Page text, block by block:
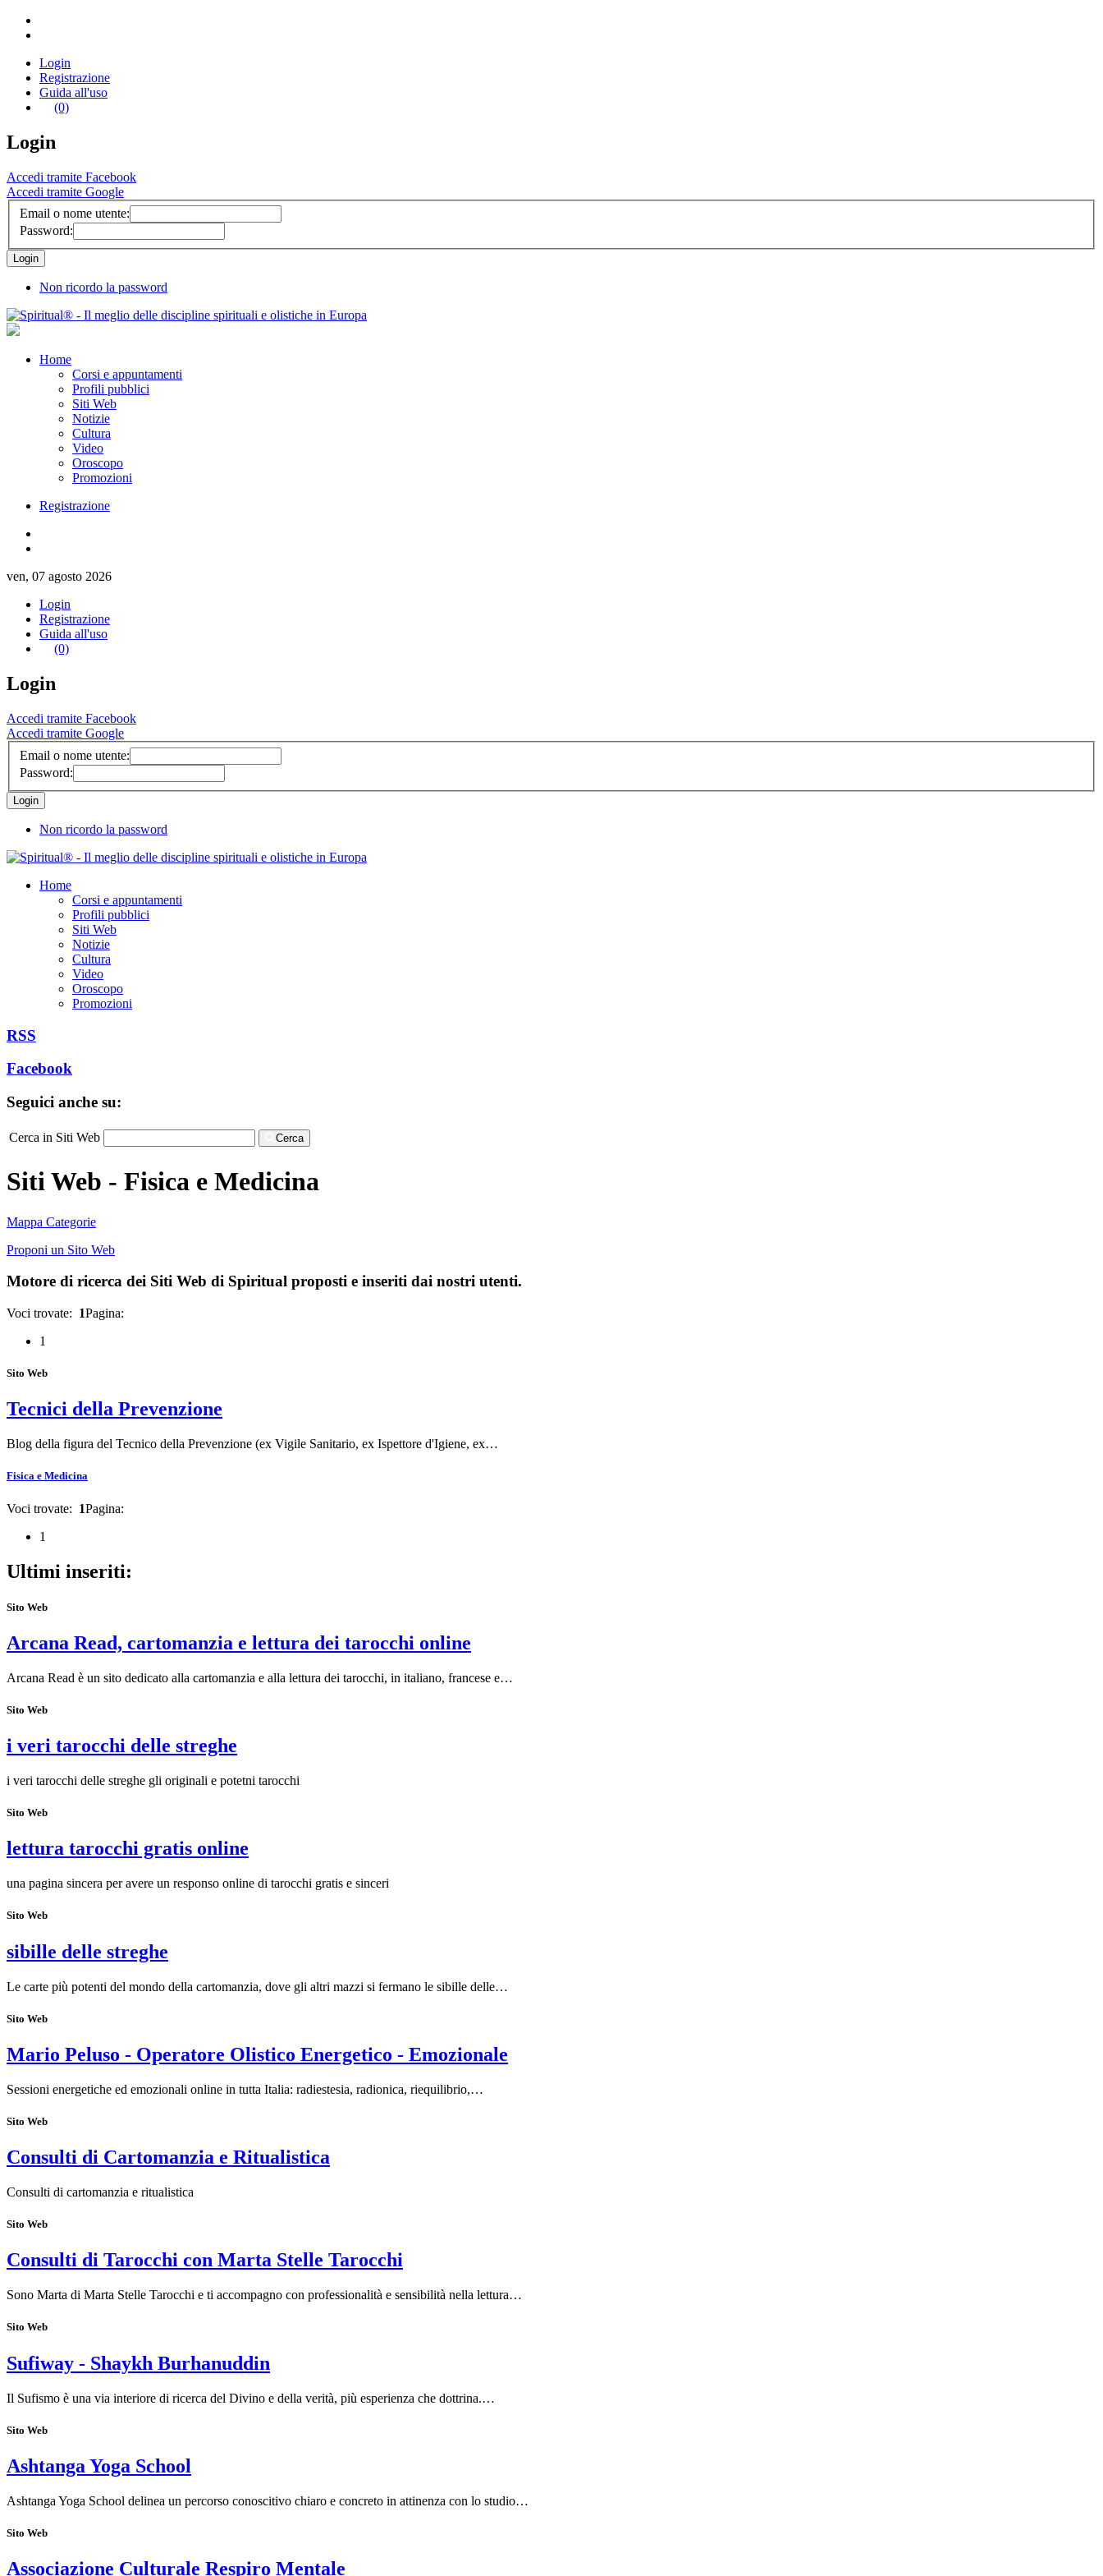
Login
Registrazione
Guida all'uso
(0)
Login
Accedi tramite Facebook
Accedi tramite Google
Email o nome utente:
Password:
Non ricordo la password
Home
Corsi e appuntamenti
Profili pubblici
Siti Web
Notizie
Cultura
Video
Oroscopo
Promozioni
Registrazione
ven, 07 agosto 2026
Login
Registrazione
Guida all'uso
(0)
Login
Accedi tramite Facebook
Accedi tramite Google
Email o nome utente:
Password:
Non ricordo la password
Home
Corsi e appuntamenti
Profili pubblici
Siti Web
Notizie
Cultura
Video
Oroscopo
Promozioni
RSS
Facebook
Seguici anche su:
Cerca in Siti Web Cerca
Siti Web - Fisica e Medicina
Mappa Categorie
Proponi un Sito Web
Motore di ricerca dei Siti Web di Spiritual proposti e inseriti dai nostri utenti.
Voci trovate: 1Pagina:
1
Sito Web
Tecnici della Prevenzione
Blog della figura del Tecnico della Prevenzione (ex Vigile Sanitario, ex Ispettore d'Igiene, ex…
Fisica e Medicina
Voci trovate: 1Pagina:
1
Ultimi inseriti:
Sito Web
Arcana Read, cartomanzia e lettura dei tarocchi online
Arcana Read è un sito dedicato alla cartomanzia e alla lettura dei tarocchi, in italiano, francese e…
Sito Web
i veri tarocchi delle streghe
i veri tarocchi delle streghe gli originali e potetni tarocchi
Sito Web
lettura tarocchi gratis online
una pagina sincera per avere un responso online di tarocchi gratis e sinceri
Sito Web
sibille delle streghe
Le carte più potenti del mondo della cartomanzia, dove gli altri mazzi si fermano le sibille delle…
Sito Web
Mario Peluso - Operatore Olistico Energetico - Emozionale
Sessioni energetiche ed emozionali online in tutta Italia: radiestesia, radionica, riequilibrio,…
Sito Web
Consulti di Cartomanzia e Ritualistica
Consulti di cartomanzia e ritualistica
Sito Web
Consulti di Tarocchi con Marta Stelle Tarocchi
Sono Marta di Marta Stelle Tarocchi e ti accompagno con professionalità e sensibilità nella lettura…
Sito Web
Sufiway - Shaykh Burhanuddin
Il Sufismo è una via interiore di ricerca del Divino e della verità, più esperienza che dottrina.…
Sito Web
Ashtanga Yoga School
Ashtanga Yoga School delinea un percorso conoscitivo chiaro e concreto in attinenza con lo studio…
Sito Web
Associazione Culturale Respiro Mentale